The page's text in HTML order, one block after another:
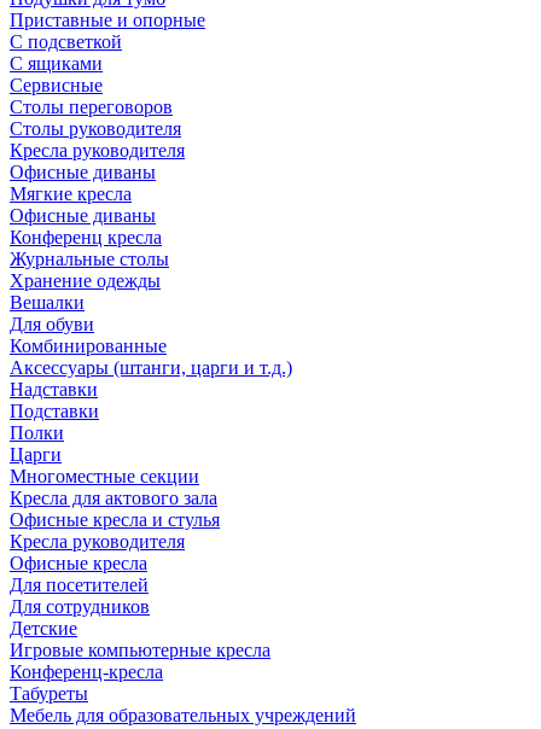
Приставные и опорные
С подсветкой
С ящиками
Сервисные
Столы переговоров
Столы руководителя
Кресла руководителя
Офисные диваны
Мягкие кресла
Офисные диваны
Конференц кресла
Журнальные столы
Хранение одежды
Вешалки
Для обуви
Комбинированные
Аксессуары (штанги, царги и т.д.)
Надставки
Подставки
Полки
Царги
Многоместные секции
Кресла для актового зала
Офисные кресла и стулья
Кресла руководителя
Офисные кресла
Для посетителей
Для сотрудников
Детские
Игровые компьютерные кресла
Конференц-кресла
Табуреты
Мебель для образовательных учреждений